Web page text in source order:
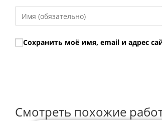
Введите
свое
имя
или
Сохранить моё имя, email и адрес
Смотреть похожие